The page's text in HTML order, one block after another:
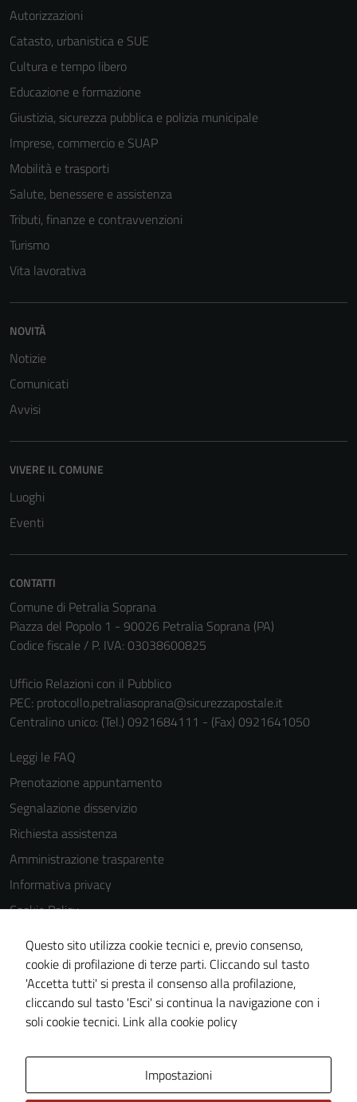
Autorizzazioni
Catasto, urbanistica e SUE
Cultura e tempo libero
Educazione e formazione
Giustizia, sicurezza pubblica e polizia municipale
Imprese, commercio e SUAP
Mobilità e trasporti
Salute, benessere e assistenza
Tributi, finanze e contravvenzioni
Turismo
Vita lavorativa
NOVITÀ
Notizie
Comunicati
Avvisi
VIVERE IL COMUNE
Luoghi
Eventi
CONTATTI
Comune di Petralia Soprana
Piazza del Popolo 1 - 90026 Petralia Soprana (PA)
Codice fiscale / P. IVA: 03038600825
Ufficio Relazioni con il Pubblico
PEC: protocollo.petraliasoprana@sicurezzapostale.it
Centralino unico: (Tel.) 0921684111 - (Fax) 0921641050
Leggi le FAQ
Prenotazione appuntamento
Segnalazione disservizio
Richiesta assistenza
Amministrazione trasparente
Informativa privacy
Cookie Policy
Dichiarazione di accessibilità
Obiettivi di accessiblità
Piano di miglioramento del sito
Questo sito utilizza cookie tecnici e, previo consenso,
cookie di profilazione di terze parti. Cliccando sul tasto
'Accetta tutti' si presta il consenso alla profilazione,
cliccando sul tasto 'Esci' si continua la navigazione con i
soli cookie tecnici. Link alla cookie policy
Impostazioni
Questi cookie
non raccolgono